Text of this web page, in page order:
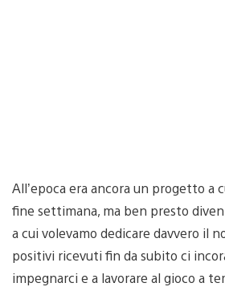
All’epoca era ancora un progetto a
fine settimana, ma ben presto
a cui volevamo dedicare davvero il
positivi ricevuti fin da subito ci
impegnarci e a lavorare al gioco a